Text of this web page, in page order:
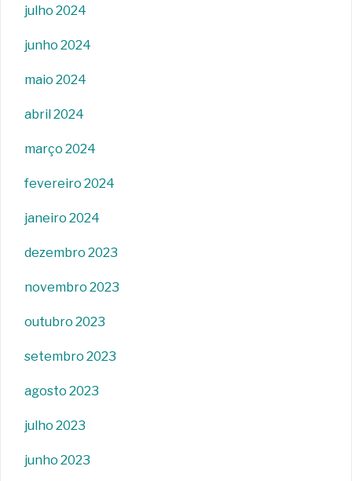
julho 2024
junho 2024
maio 2024
abril 2024
março 2024
fevereiro 2024
janeiro 2024
dezembro 2023
novembro 2023
outubro 2023
setembro 2023
agosto 2023
julho 2023
junho 2023